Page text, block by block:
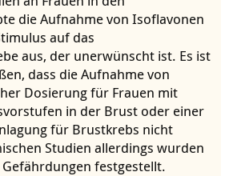
die Aufnahme von Isoflavonen
auf das
aus, der unerwünscht ist. Es ist
dass die Aufnahme von
Dosierung für Frauen mit
in der Brust oder einer
für Brustkrebs nicht
Studien allerdings wurden
festgestellt.